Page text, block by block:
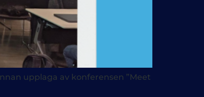
upplaga av konferensen ”Meet